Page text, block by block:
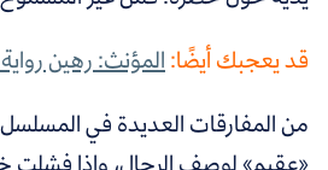
قد يعجبك أيضًا:المؤنث: رهين
من المفارقات العديدة في